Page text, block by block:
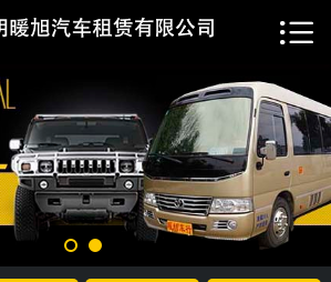
 首页
关于我们
行业动态
车辆展示
